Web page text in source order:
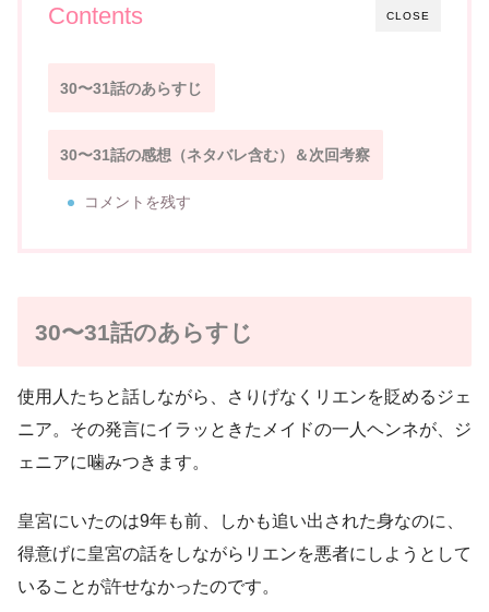
CLOSE
Contents
30〜31話のあらすじ
30〜31話の感想（ネタバレ含む）＆次回考察
コメントを残す
30〜31話のあらすじ
使用人たちと話しながら、さりげなくリエンを貶めるジェ
ニア。その発言にイラッときたメイドの一人ヘンネが、ジ
ェニアに噛みつきます。
皇宮にいたのは9年も前、しかも追い出された身なのに、
得意げに皇宮の話をしながらリエンを悪者にしようとして
いることが許せなかったのです。